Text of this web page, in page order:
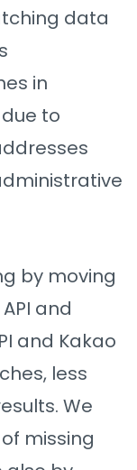
data
in
to
by moving
and
and Kakao
less
We
missing